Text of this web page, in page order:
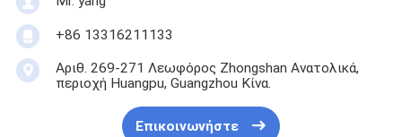
+86 13316211133
Αριθ. 269-271 Λεωφόρος Zhongshan Ανατολικά,
περιοχή Huangpu, Guangzhou Κίνα.
Επικοινωνήστε